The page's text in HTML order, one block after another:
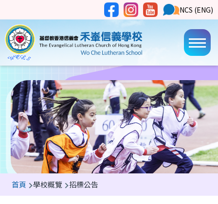
Social
Media
NCS
Button
NCS (ENG)
Main
導
首頁 學校概覽 招標公告